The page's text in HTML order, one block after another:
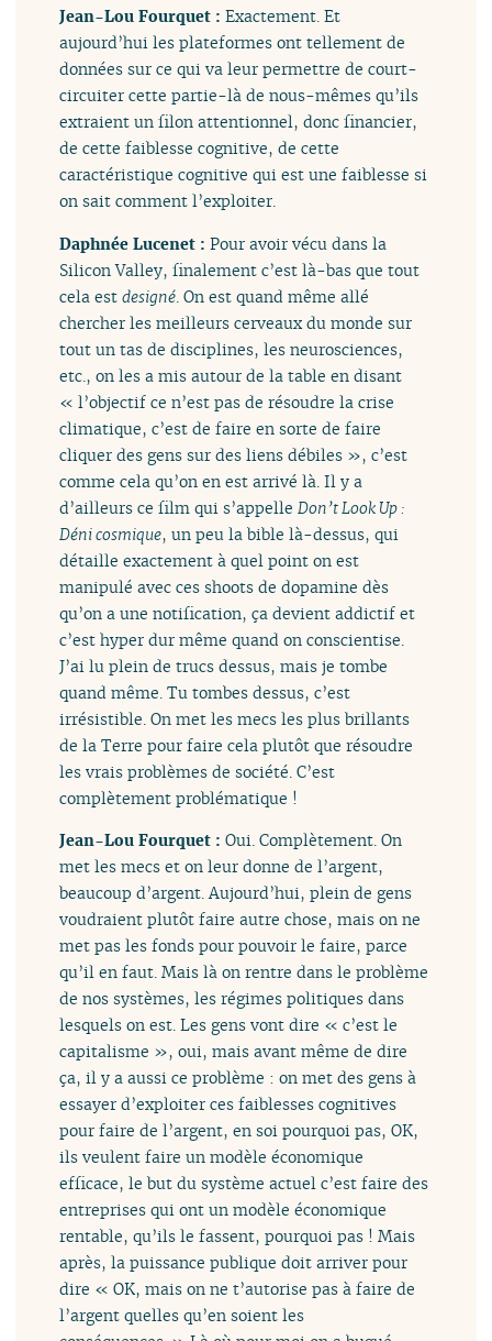
Jean-Lou Fourquet :Exactement. Et
aujourd’hui les plateformes ont tellement de
données sur ce qui va leur permettre de court-
circuiter cette partie-là de nous-mêmes qu’ils
extraient un filon attentionnel, donc financier,
de cette faiblesse cognitive, de cette
caractéristique cognitive qui est une faiblesse si
on sait comment l’exploiter.
Daphnée Lucenet :Pour avoir vécu dans la
Silicon Valley, finalement c’est là-bas que tout
cela estdesigné . On est quand même allé
chercher les meilleurs cerveaux du monde sur
tout un tas de disciplines, les neurosciences,
etc., on les a mis autour de la table en disant
« l’objectif ce n’est pas de résoudre la crise
climatique, c’est de faire en sorte de faire
cliquer des gens sur des liens débiles », c’est
comme cela qu’on en est arrivé là. Il y a
d’ailleurs ce film qui s’appelle Don’t Look Up :
Déni cosmique, un peu la bible là-dessus, qui
détaille exactement à quel point on est
manipulé avec ces shoots de dopamine dès
qu’on a une notification, ça devient addictif et
c’est hyper dur même quand on conscientise.
J’ai lu plein de trucs dessus, mais je tombe
quand même. Tu tombes dessus, c’est
irrésistible. On met les mecs les plus brillants
de la Terre pour faire cela plutôt que résoudre
les vrais problèmes de société. C’est
complètement problématique !
Jean-Lou Fourquet :Oui. Complètement. On
met les mecs et on leur donne de l’argent,
beaucoup d’argent. Aujourd’hui, plein de gens
voudraient plutôt faire autre chose, mais on ne
met pas les fonds pour pouvoir le faire, parce
qu’il en faut. Mais là on rentre dans le problème
de nos systèmes, les régimes politiques dans
lesquels on est. Les gens vont dire « c’est le
capitalisme », oui, mais avant même de dire
ça, il y a aussi ce problème : on met des gens à
essayer d’exploiter ces faiblesses cognitives
pour faire de l’argent, en soi pourquoi pas, OK,
ils veulent faire un modèle économique
efficace, le but du système actuel c’est faire des
entreprises qui ont un modèle économique
rentable, qu’ils le fassent, pourquoi pas ! Mais
après, la puissance publique doit arriver pour
dire « OK, mais on ne t’autorise pas à faire de
l’argent quelles qu’en soient les